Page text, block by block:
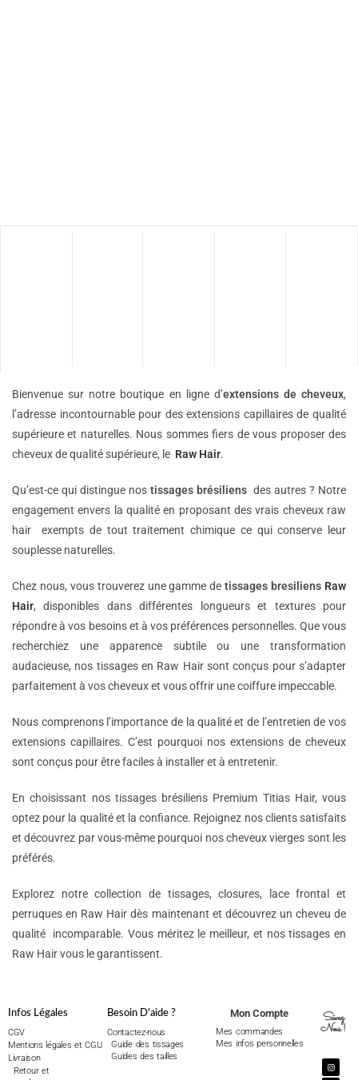
Bienvenue sur notre boutique en ligne d’extensions decheveux,
l’adresse incontournable pour des extensions capillaires de qualité
supérieure et naturelles. Nous sommes fiers de vous proposer des
cheveux de qualité supérieure, le Raw Hair.
Qu’est-ce qui distingue nos tissages brésiliens des autres ? Notre
engagement envers la qualité en proposant des vrais cheveux raw
hair exempts de tout traitement chimique ce qui conserve leur
souplesse naturelles.
Chez nous, vous trouverez une gamme detissages bresiliens Raw
Hair, disponibles dans différentes longueurs et textures pour
répondre à vos besoins et à vos préférences personnelles. Que vous
recherchiez une apparence subtile ou une transformation
audacieuse, nos tissages en Raw Hair sont conçus pour s’adapter
parfaitement à vos cheveux et vous offrir une coiffure impeccable.
Nous comprenons l’importance de la qualité et de l’entretien de vos
extensions capillaires. C’est pourquoi nos extensions de cheveux
sont conçus pour être faciles à installer et à entretenir.
En choisissant nos tissages brésiliens Premium Titias Hair, vous
optez pour la qualité et la confiance. Rejoignez nos clients satisfaits
et découvrez par vous-même pourquoi nos cheveux vierges sont les
préférés.
Explorez notre collection de tissages, closures, lace frontal et
perruques en Raw Hair dès maintenant et découvrez un cheveu de
qualité incomparable. Vous méritez le meilleur, et nos tissages en
Raw Hair vous le garantissent.
Infos Légales
CGV
Mentions légales et CGU
Livraison
Retour et
Besoin D'aide ?
Contactez-nous
Guide des tissages
Guides des tailles
Mon Compte
Mes commandes
Mes infos personnelles
Suivez
Nous !